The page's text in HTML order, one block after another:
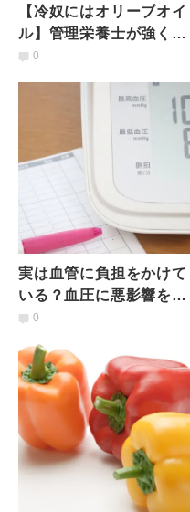
【冷奴にはオリーブオイ
ル】管理栄養士が強く推
したい、夕食の「もう一
0
実は血管に負担をかけて
いる？血圧に悪影響を及
ぼす食べ物ワースト3とそ
が解説
0